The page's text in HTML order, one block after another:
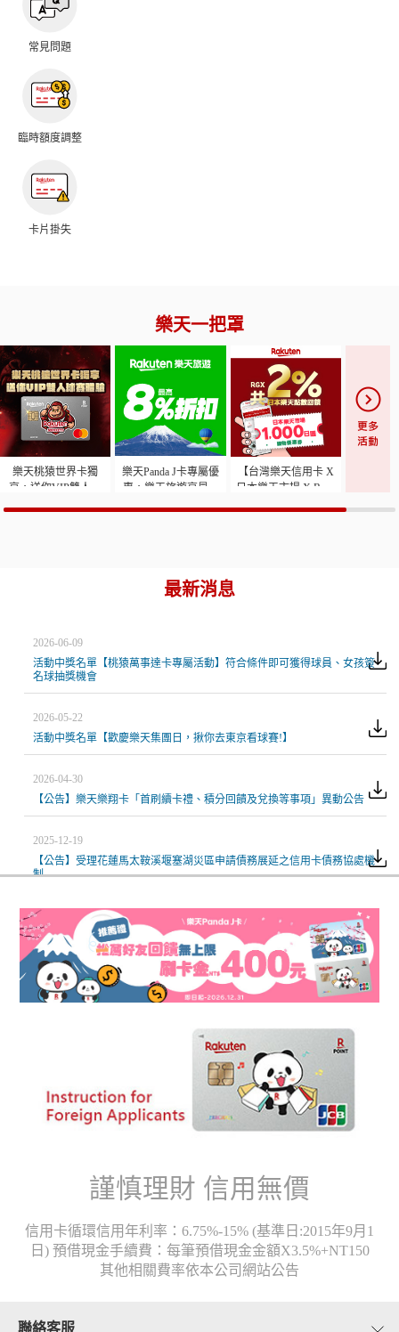
常見問題
臨時額度調整
卡片掛失
樂天一把罩
樂天桃猿世界卡獨
享，送你VIP雙人球
樂天Panda J卡專屬優
惠，樂天旅遊享最高
【台灣樂天信用卡 X
日本樂天市場 X RGX
最新消息
2026-06-09
活動中獎名單【桃猿萬事達卡專屬活動】符合條件即可獲得球員、女孩簽
名球抽獎機會
2026-05-22
活動中獎名單【歡慶樂天集團日，揪你去東京看球賽!】
2026-04-30
【公告】樂天樂翔卡「首刷續卡禮、積分回饋及兌換等事項」異動公告
2025-12-19
【公告】受理花蓮馬太鞍溪堰塞湖災區申請債務展延之信用卡債務協處機
制
2025-10-31
【公告】2026年一般消費定義公告（樂翔卡除外）
2025-10-13
【公告】全真概念健康事業股份有限公司倒閉爭議帳款申請流程
【公告】「樂天 JCB 玫瑰金卡」停止發行公告
2025-7-17
【公告】樂天信用卡「一般消費項目及回饋項目」公告排除之消費項目
【公告】樂天桃猿卡（JCB女孩卡）停發公告
2025-3-5
【公告】台灣樂天信用卡約定條款異動公告
謹慎理財 信用無價
信用卡循環信用年利率：6.75%-15% (基準日:2015年9月1
日) 預借現金手續費：每筆預借現金金額X3.5%+NT150
其他相關費率依本公司網站公告
聯絡客服